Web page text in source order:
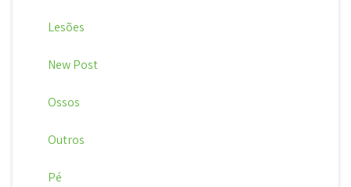
Lesões
New Post
Ossos
Outros
Pé